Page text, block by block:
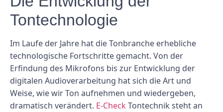
Tontechnologie
Im Laufe der Jahre hat die Tonbranche erhebliche
technologische Fortschritte gemacht. Von der
Erfindung des Mikrofons bis zur Entwicklung der
digitalen Audioverarbeitung hat sich die Art und
Weise, wie wir Ton aufnehmen und wiedergeben,
dramatisch verändert. E-CheckTontechnik steht an